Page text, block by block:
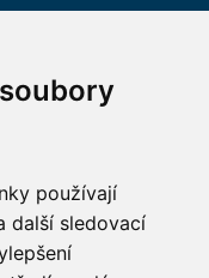
používají
další sledovací